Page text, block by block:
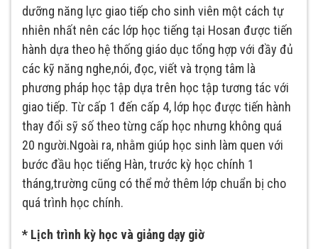
dưỡng năng lực giao tiếp cho sinh viên một cách tự
nhiên nhất nên các lớp học tiếng tại Hosan được tiến
hành dựa theo hệ thống giáo dục tổng hợp với đầy đủ
các kỹ năng nghe,nói, đọc, viết và trọng tâm là
phương pháp học tập dựa trên học tập tương tác với
giao tiếp. Từ cấp 1 đến cấp 4, lớp học được tiến hành
thay đổi sỹ số theo từng cấp học nhưng không quá
20 người.Ngoài ra, nhằm giúp học sinh làm quen với
bước đầu học tiếng Hàn, trước kỳ học chính 1
tháng,trường cũng có thể mở thêm lớp chuẩn bị cho
quá trình học chính.
* Lịch trình kỳ học và giảng dạy giờ